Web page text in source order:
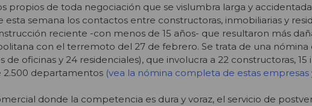
propios de toda negociación que se vislumbra larga y
esta semana los contactos entre constructoras, inmobiliarias y
reciente -con menos de 15 años- que resultaron más
con el terremoto del 27 de febrero. Se trata de una nómina
de oficinas y 24 residenciales), que involucra a 22 constructoras, 15
2.500 departamentos (vea la nómina completa de estas empresas
donde la competencia es dura y voraz, el servicio de